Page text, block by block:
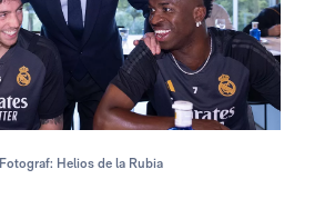
Fotograf: Helios de la Rubia